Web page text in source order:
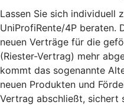
Lassen Sie sich individuell
UniProfiRente/4P beraten.
neuen Verträge für die
(Riester-Vertrag) mehr
kommt das sogenannte
neuen Produkten und
Vertrag abschließt, sichert